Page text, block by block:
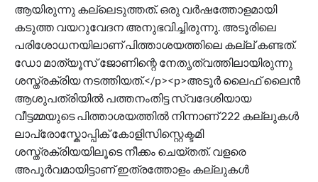
ആയിരുന്നു കല്ലെടുത്തത്. ഒരു വർഷത്തോളമായി
കടുത്ത വയറുവേദന അനുഭവിച്ചിരുന്നു. അടൂരിലെ
പരിശോധനയിലാണ് പിത്താശയത്തിലെ കല്ല് കണ്ടത്.
ഡോ മാത്യൂസ് ജോണിന്റെ നേതൃത്വത്തിലായിരുന്നു
ശസ്ത്രക്രിയ നടത്തിയത്.</p><p>അടൂർ ലൈഫ് ലൈൻ
ആശുപത്രിയിൽ പത്തനംതിട്ട സ്വദേശിയായ
വീട്ടമ്മയുടെ പിത്താശയത്തിൽ നിന്നാണ് 222 കല്ലുകൾ
ലാപ്രോസ്കോപ്പിക് കോളിസിസ്റ്റെക്ടമി
ശസ്ത്രക്രിയയിലൂടെ നീക്കം ചെയ്തത്. വളരെ
അപൂര്‍വമായിട്ടാണ് ഇത്രത്തോളം കല്ലുകൾ